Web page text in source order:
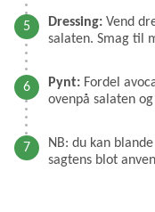
Dressing: Vend
salaten. Smag til
Pynt: Fordel
ovenpå salaten
NB: du kan
sagtens blot